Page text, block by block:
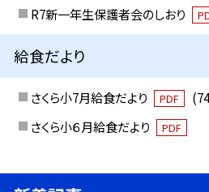
R7新一年生保護者会のしおり
給食だより
さくら小7月給食だより PDF
さくら小６月給食だより
PDF